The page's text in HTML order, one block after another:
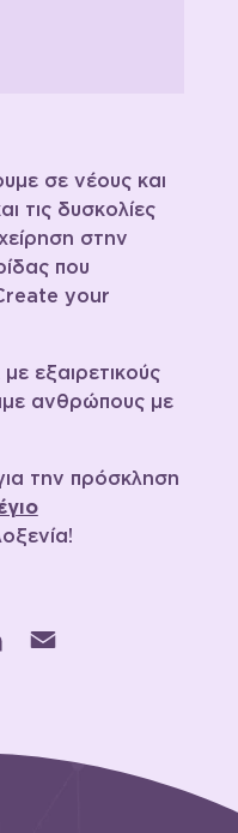
σε νέους και
τις δυσκολίες
στην
που
your
εξαιρετικούς
ανθρώπους με
την πρόσκληση
LinkedIn